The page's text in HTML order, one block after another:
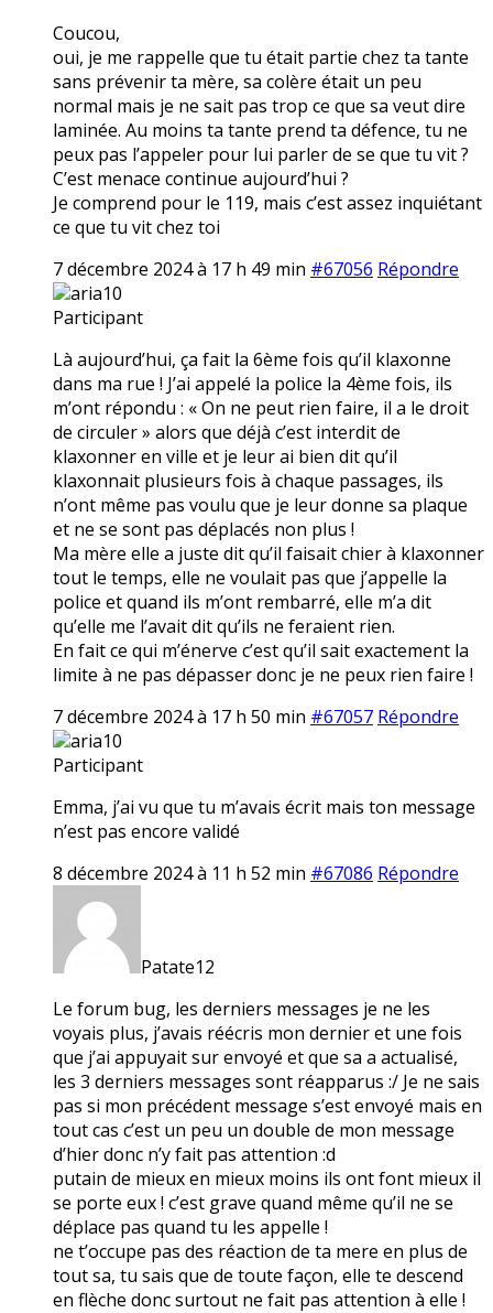
Coucou,
oui, je me rappelle que tu était partie chez ta tante
sans prévenir ta mère, sa colère était un peu
normal mais je ne sait pas trop ce que sa veut dire
laminée. Au moins ta tante prend ta défence, tu ne
peux pas l’appeler pour lui parler de se que tu vit ?
C’est menace continue aujourd’hui ?
Je comprend pour le 119, mais c’est assez inquiétant
ce que tu vit chez toi
7 décembre 2024 à 17 h 49 min #67056 Répondre
aria10
Participant
Là aujourd’hui, ça fait la 6ème fois qu’il klaxonne
dans ma rue ! J’ai appelé la police la 4ème fois, ils
m’ont répondu : « On ne peut rien faire, il a le droit
de circuler » alors que déjà c’est interdit de
klaxonner en ville et je leur ai bien dit qu’il
klaxonnait plusieurs fois à chaque passages, ils
n’ont même pas voulu que je leur donne sa plaque
et ne se sont pas déplacés non plus !
Ma mère elle a juste dit qu’il faisait chier à klaxonner
tout le temps, elle ne voulait pas que j’appelle la
police et quand ils m’ont rembarré, elle m’a dit
qu’elle me l’avait dit qu’ils ne feraient rien.
En fait ce qui m’énerve c’est qu’il sait exactement la
limite à ne pas dépasser donc je ne peux rien faire !
7 décembre 2024 à 17 h 50 min #67057 Répondre
aria10
Participant
Emma, j’ai vu que tu m’avais écrit mais ton message
n’est pas encore validé
8 décembre 2024 à 11 h 52 min #67086 Répondre
Patate12
Le forum bug, les derniers messages je ne les
voyais plus, j’avais réécris mon dernier et une fois
que j’ai appuyait sur envoyé et que sa a actualisé,
les 3 derniers messages sont réapparus :/ Je ne sais
pas si mon précédent message s’est envoyé mais en
tout cas c’est un peu un double de mon message
d’hier donc n’y fait pas attention :d
putain de mieux en mieux moins ils ont font mieux il
se porte eux ! c’est grave quand même qu’il ne se
déplace pas quand tu les appelle !
ne t’occupe pas des réaction de ta mere en plus de
tout sa, tu sais que de toute façon, elle te descend
en flèche donc surtout ne fait pas attention à elle !